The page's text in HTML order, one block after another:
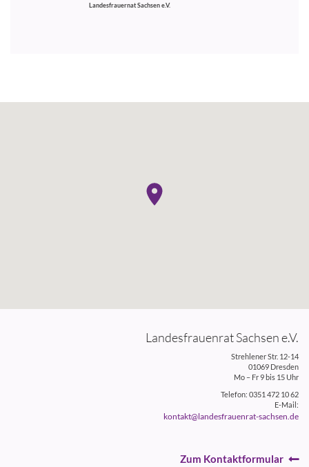
Landesfrauernat Sachsen e.V.
Landesfrauenrat Sachsen e.V.
Strehlener Str. 12-14
01069 Dresden
Mo – Fr 9 bis 15 Uhr
Telefon: 0351 472 10 62
E-Mail:
kontakt@landesfrauenrat-sachsen.de
Zum Kontaktformular